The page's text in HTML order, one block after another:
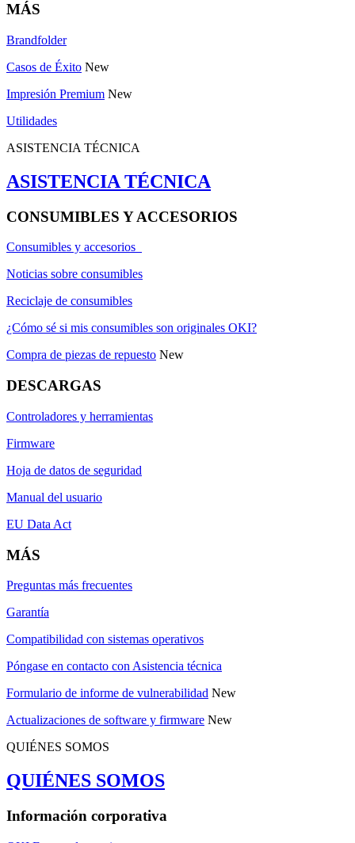
MÁS
Brandfolder
Casos de Éxito New
Impresión Premium New
Utilidades
ASISTENCIA TÉCNICA
ASISTENCIA TÉCNICA
CONSUMIBLES Y ACCESORIOS
Consumibles y accesorios
Noticias sobre consumibles
Reciclaje de consumibles
¿Cómo sé si mis consumibles son originales OKI?
Compra de piezas de repuesto New
DESCARGAS
Controladores y herramientas
Firmware
Hoja de datos de seguridad
Manual del usuario
EU Data Act
MÁS
Preguntas más frecuentes
Garantía
Compatibilidad con sistemas operativos
Póngase en contacto con Asistencia técnica
Formulario de informe de vulnerabilidad New
Actualizaciones de software y firmware New
QUIÉNES SOMOS
QUIÉNES SOMOS
Información corporativa